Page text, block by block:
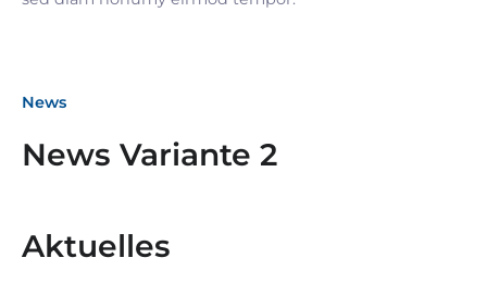
News
News Variante 2
Aktuelles